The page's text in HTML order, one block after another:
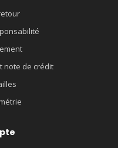
note de crédit